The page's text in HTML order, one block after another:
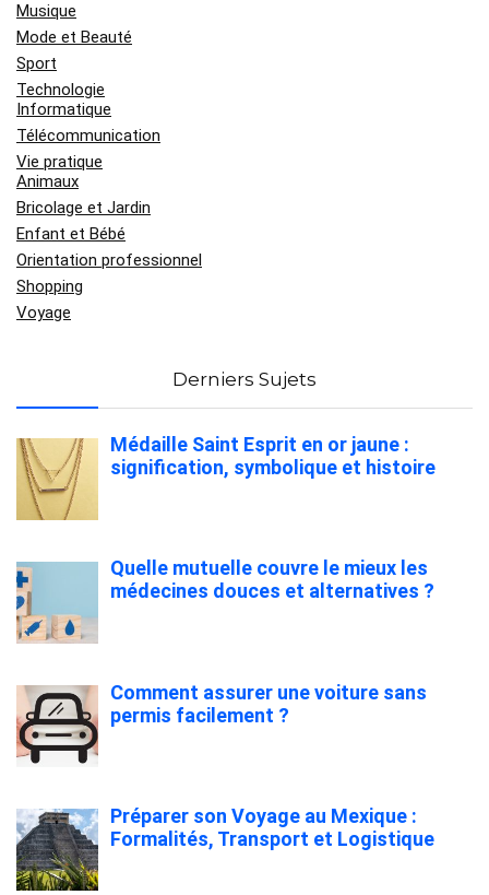
Musique
Mode et Beauté
Sport
Technologie
Informatique
Télécommunication
Vie pratique
Animaux
Bricolage et Jardin
Enfant et Bébé
Orientation professionnel
Shopping
Voyage
Derniers Sujets
Médaille Saint Esprit en or jaune :
signification, symbolique et histoire
Quelle mutuelle couvre le mieux les
médecines douces et alternatives ?
Comment assurer une voiture sans
permis facilement ?
Préparer son Voyage au Mexique :
Formalités, Transport et Logistique